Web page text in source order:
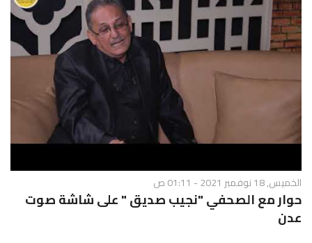
الخميس, 18 نوفمبر 2021 - 01:11 ص
حوار مع الصحفي "نجيب صديق " على شاشة صوت
عدن